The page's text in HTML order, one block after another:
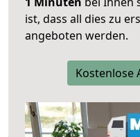
ist, dass all dies zu
angeboten werden.
Kostenlose